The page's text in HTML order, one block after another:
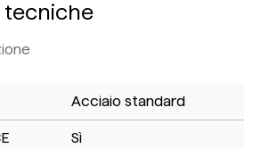
tecniche
Acciaio standard
Sì